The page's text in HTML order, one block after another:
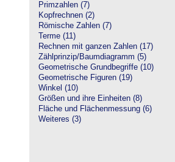
Primzahlen (7)
Kopfrechnen (2)
Römische Zahlen (7)
Terme (11)
Rechnen mit ganzen Zahlen (17)
Zählprinzip/Baumdiagramm (5)
Geometrische Grundbegriffe (10)
Geometrische Figuren (19)
Winkel (10)
Größen und ihre Einheiten (8)
Fläche und Flächenmessung (6)
Weiteres (3)